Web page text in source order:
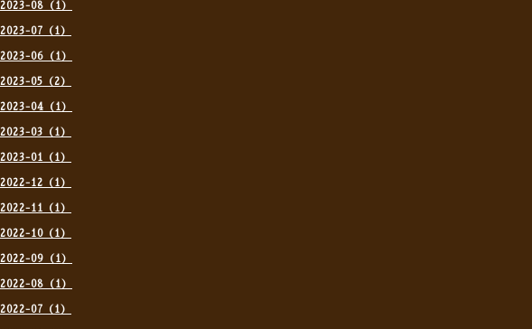
2023-08（1）
2023-07（1）
2023-06（1）
2023-05（2）
2023-04（1）
2023-03（1）
2023-01（1）
2022-12（1）
2022-11（1）
2022-10（1）
2022-09（1）
2022-08（1）
2022-07（1）